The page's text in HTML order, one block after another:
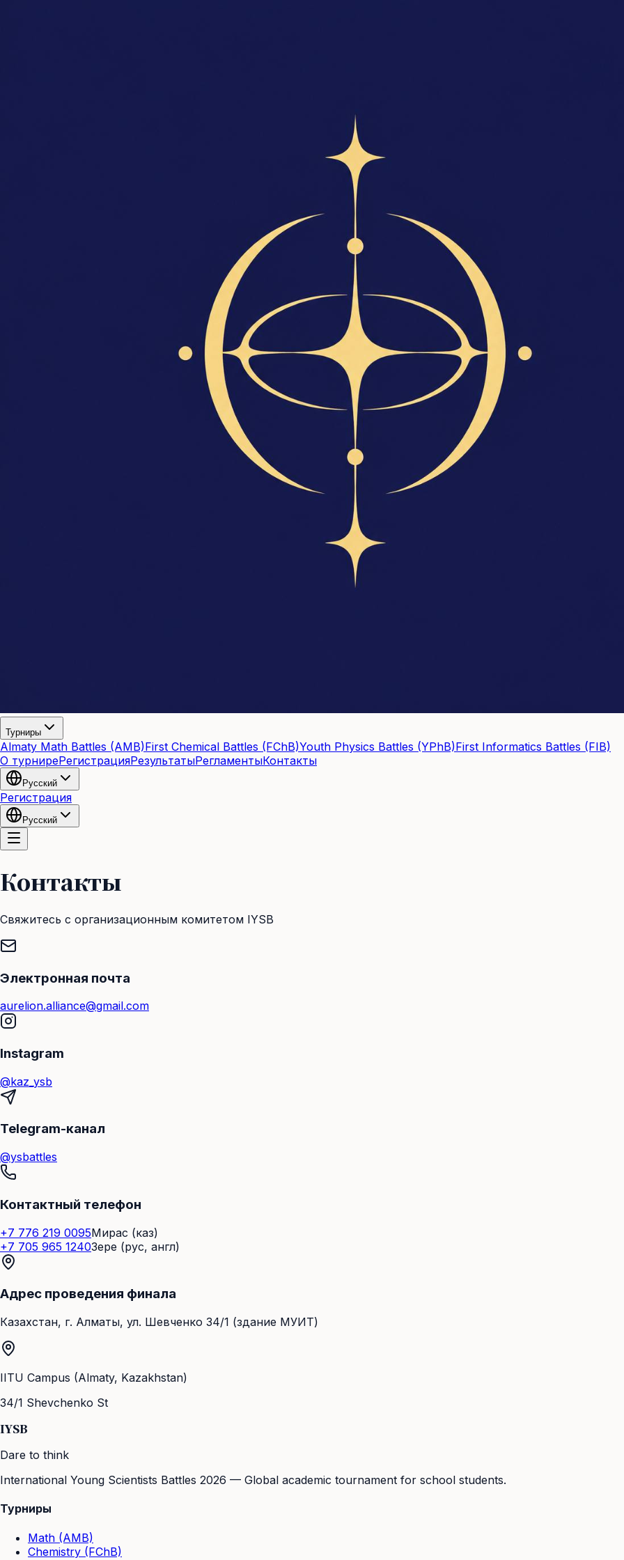
Турниры
Almaty Math Battles (AMB)First Chemical Battles (FChB)Youth Physics Battles (YPhB)First Informatics Battles (FIB)
О турниреРегистрацияРезультатыРегламентыКонтакты
Русский
Регистрация
Русский
Контакты
Свяжитесь с организационным комитетом IYSB
Электронная почта
aurelion.alliance@gmail.com
Instagram
@kaz_ysb
Telegram-канал
@ysbattles
Контактный телефон
+7 776 219 0095Мирас (каз)
+7 705 965 1240Зере (рус, англ)
Адрес проведения финала
Казахстан, г. Алматы, ул. Шевченко 34/1 (здание МУИТ)
IITU Campus (Almaty, Kazakhstan)
34/1 Shevchenko St
IYSB
Dare to think
International Young Scientists Battles 2026 — Global academic tournament for school students.
Турниры
Math (AMB)
Chemistry (FChB)